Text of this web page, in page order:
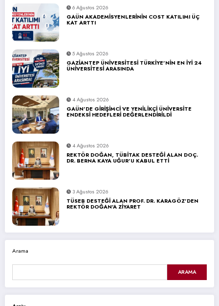
6 Ağustos 2026
GAÜN AKADEMİSYENLERİNİN COST KATILIMI ÜÇ
KAT ARTTI
5 Ağustos 2026
GAZİANTEP ÜNİVERSİTESİ TÜRKİYE’NİN EN İYİ 24
ÜNİVERSİTESİ ARASINDA
4 Ağustos 2026
GAÜN’DE GİRİŞİMCİ VE YENİLİKÇİ ÜNİVERSİTE
ENDEKSİ HEDEFLERİ DEĞERLENDİRİLDİ
4 Ağustos 2026
REKTÖR DOĞAN, TÜBİTAK DESTEĞİ ALAN DOÇ.
DR. BERNA KAYA UĞUR’U KABUL ETTİ
3 Ağustos 2026
TÜSEB DESTEĞİ ALAN PROF. DR. KARAGÖZ’DEN
REKTÖR DOĞAN’A ZİYARET
Arama
ARAMA